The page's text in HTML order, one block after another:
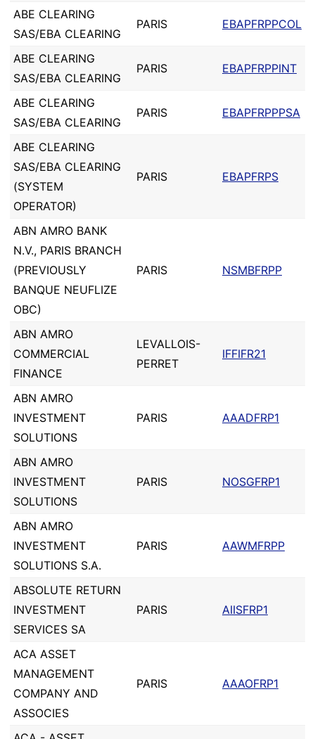
ABE CLEARING
SAS/EBA CLEARING
PARIS EBAPFRPPCOL
ABE CLEARING
SAS/EBA CLEARING
PARIS EBAPFRPPINT
ABE CLEARING
SAS/EBA CLEARING
PARIS EBAPFRPPPSA
ABE CLEARING
SAS/EBA CLEARING
(SYSTEM
OPERATOR)
PARIS EBAPFRPS
ABN AMRO BANK
N.V., PARIS BRANCH
(PREVIOUSLY
BANQUE NEUFLIZE
OBC)
PARIS NSMBFRPP
ABN AMRO
COMMERCIAL
FINANCE
LEVALLOIS-
PERRET
IFFIFR21
ABN AMRO
INVESTMENT
SOLUTIONS
PARIS AAADFRP1
ABN AMRO
INVESTMENT
SOLUTIONS
PARIS NOSGFRP1
ABN AMRO
INVESTMENT
SOLUTIONS S.A.
PARIS AAWMFRPP
ABSOLUTE RETURN
INVESTMENT
SERVICES SA
PARIS AIISFRP1
ACA ASSET
MANAGEMENT
COMPANY AND
ASSOCIES
PARIS AAAOFRP1